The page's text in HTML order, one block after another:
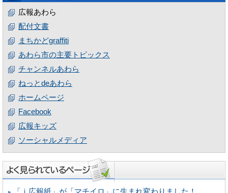
広報あわら
配付文書
まちかどgraffiti
あわら市の主要トピックス
チャンネルあわら
ねっとdeあわら
ホームページ
Facebook
広報キッズ
ソーシャルメディア
「ｉ広報紙」が「マチイロ」に生まれ変わりました！